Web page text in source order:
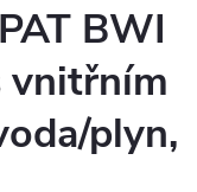
BWI
vnitřním
plyn,